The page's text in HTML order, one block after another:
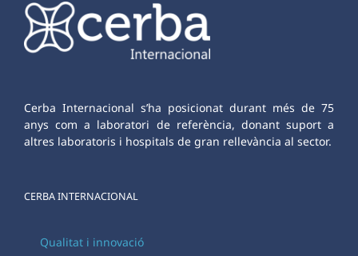
Cerba Internacional s’ha posicionat durant més de 75
anys com a laboratori de referència, donant suport a
altres laboratoris i hospitals de gran rellevància al sector.
CERBA INTERNACIONAL
Qualitat i innovació